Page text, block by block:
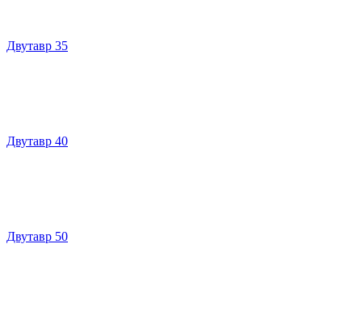
Двутавр 35
Двутавр 40
Двутавр 50